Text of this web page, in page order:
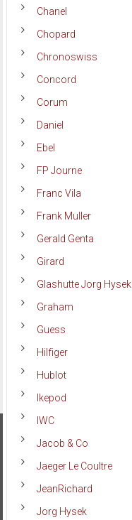
Chanel
Chopard
Chronoswiss
Concord
Corum
Daniel
Ebel
FP Journe
Franc Vila
Frank Muller
Gerald Genta
Girard
Glashutte Jorg Hysek
Graham
Guess
Hilfiger
Hublot
Ikepod
IWC
Jacob & Co
Jaeger Le Coultre
JeanRichard
Jorg Hysek